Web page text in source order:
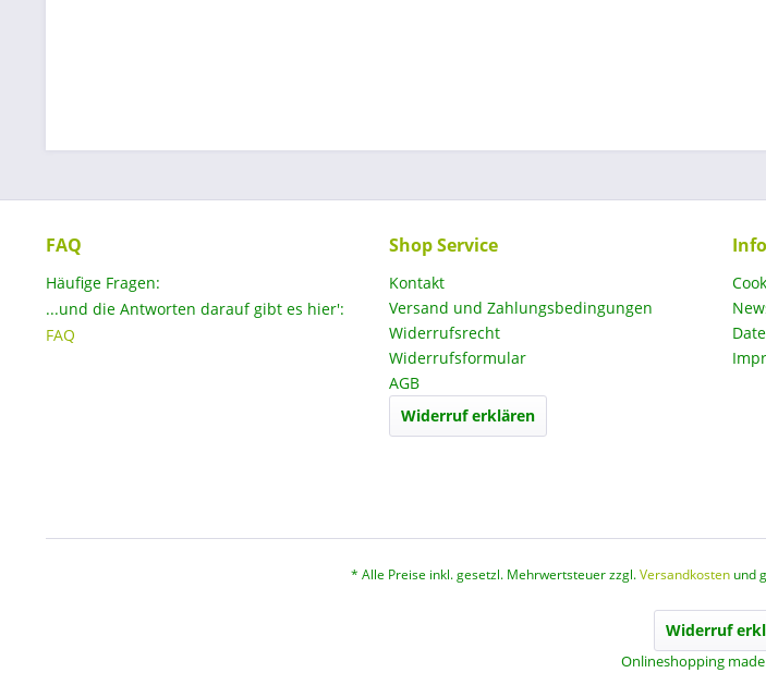
FAQ
Häufige Fragen:
...und die Antworten darauf gibt es hier':
FAQ
Shop Service
Kontakt
Versand und Zahlungsbedingungen
Widerrufsrecht
Widerrufsformular
AGB
Widerruf erklären
* Alle Preise inkl. gesetzl. Mehrwertsteuer zzgl.Versandkostenund
Widerruf
Onlineshopping